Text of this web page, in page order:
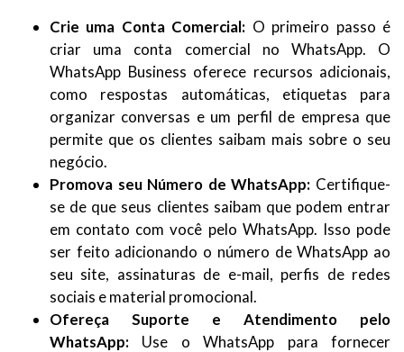
Crie uma Conta Comercial: O primeiro passo é
criar uma conta comercial no WhatsApp. O
WhatsApp Business oferece recursos adicionais,
como respostas automáticas, etiquetas para
organizar conversas e um perfil de empresa que
permite que os clientes saibam mais sobre o seu
negócio.
Promova seu Número de WhatsApp: Certifique-
se de que seus clientes saibam que podem entrar
em contato com você pelo WhatsApp. Isso pode
ser feito adicionando o número de WhatsApp ao
seu site, assinaturas de e-mail, perfis de redes
sociais e material promocional.
Ofereça Suporte e Atendimento pelo
WhatsApp: Use o WhatsApp para fornecer